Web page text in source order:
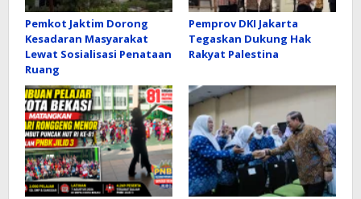
Pemkot Jaktim Dorong
Kesadaran Masyarakat
Lewat Sosialisasi Penataan
Ruang
Pemprov DKI Jakarta
Tegaskan Dukung Hak
Rakyat Palestina